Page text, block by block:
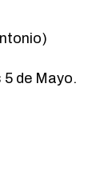
de Mayo.